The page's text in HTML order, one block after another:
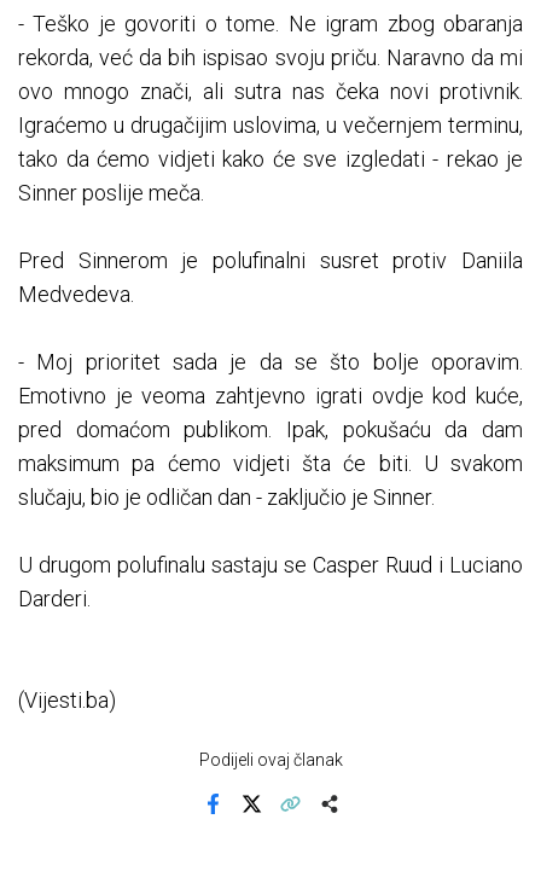
- Teško je govoriti o tome. Ne igram zbog obaranja
rekorda, već da bih ispisao svoju priču. Naravno da mi
ovo mnogo znači, ali sutra nas čeka novi protivnik.
Igraćemo u drugačijim uslovima, u večernjem terminu,
tako da ćemo vidjeti kako će sve izgledati - rekao je
Sinner poslije meča.
Pred Sinnerom je polufinalni susret protiv Daniila
Medvedeva.
- Moj prioritet sada je da se što bolje oporavim.
Emotivno je veoma zahtjevno igrati ovdje kod kuće,
pred domaćom publikom. Ipak, pokušaću da dam
maksimum pa ćemo vidjeti šta će biti. U svakom
slučaju, bio je odličan dan - zaključio je Sinner.
U drugom polufinalu sastaju se Casper Ruud i Luciano
Darderi.
(Vijesti.ba)
Podijeli ovaj članak